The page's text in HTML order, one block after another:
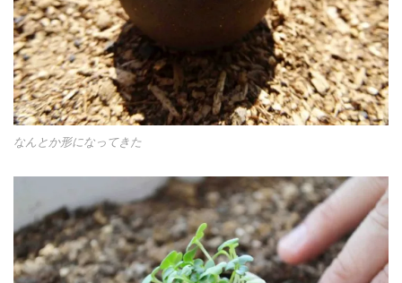
なんとか形になってきた